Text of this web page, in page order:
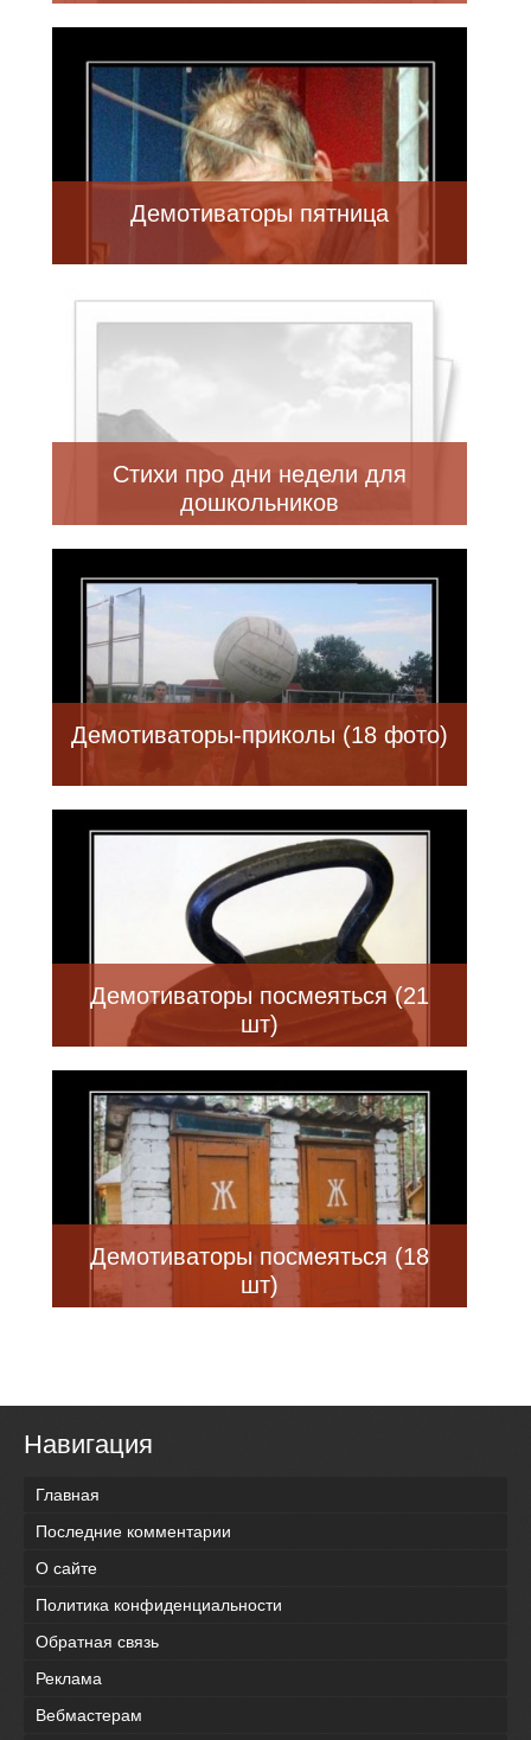
Демотиваторы пятница
Стихи про дни недели для
дошкольников
Демотиваторы-приколы (18 фото)
Демотиваторы посмеяться (21
шт)
Демотиваторы посмеяться (18
шт)
Навигация
Главная
Последние комментарии
О сайте
Политика конфиденциальности
Обратная связь
Реклама
Вебмастерам